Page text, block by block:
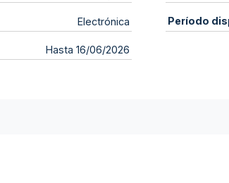
Electrónica
Hasta 16/06/2026
Período